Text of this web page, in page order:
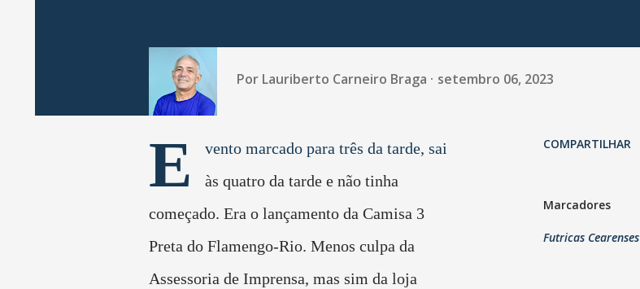
Por Lauriberto Carneiro Braga setembro 06, 2023
E
vento marcado para três da tarde, sai
às quatro da tarde e não tinha
começado. Era o lançamento da Camisa 3
Preta do Flamengo-Rio. Menos culpa da
Assessoria de Imprensa, mas sim da loja
COMPARTILHAR
Marcadores
Futricas Cearenses